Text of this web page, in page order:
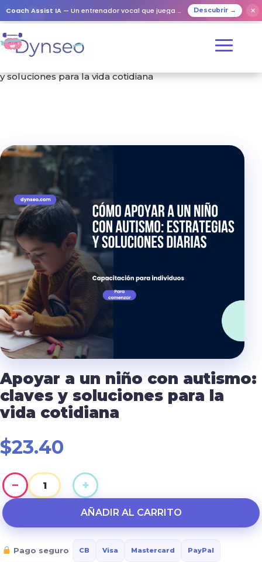
Coach Assist IA — Un entrenador vocal que juega con tus seres queridos Descubrir → ✕
/Formación
y soluciones para la vida cotidiana
Apoyar a un niño con autismo:
claves y soluciones para la
vida cotidiana
$23.40
−
Apoyar
con
+
AÑADIR AL CARRITO
Pago seguro CB Visa Mastercard PayPal